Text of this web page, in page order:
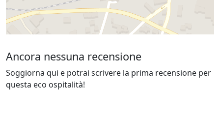
Ancora nessuna recensione
Soggiorna qui e potrai scrivere la prima recensione per
questa eco ospitalità!